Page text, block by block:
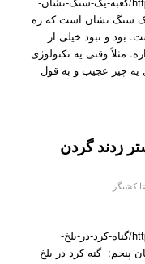
سنگ نشان است که ره
بود و نبود خیلی از
مثلاً وقتی یه تکنولوژی
یه چیز عجیب و به قول
زدند گردن
کشتگر
https://shenoto.com/album/podcast/255728/گناه-کرد-در-بلخ-
پنجم: گنه کرد در بلخ